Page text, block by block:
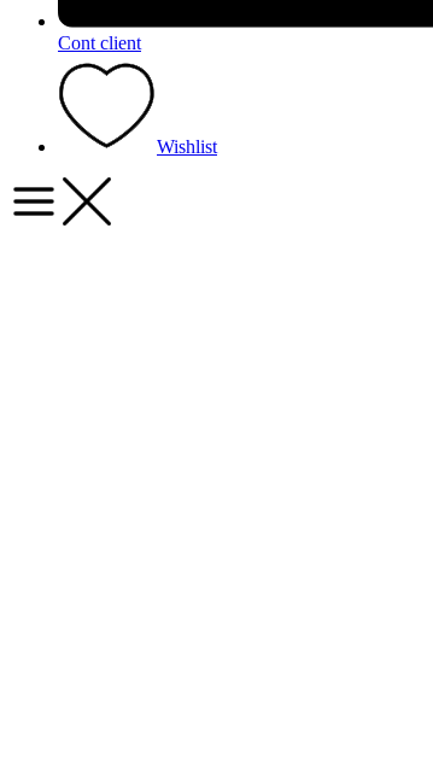
Cont client
Wishlist